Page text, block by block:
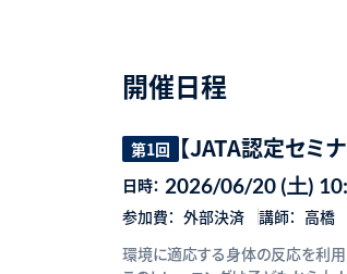
開催日程
第1回 【JATA認定セミ
日時： 2026/06/20 (土)
参加費： 外部決済 講師： 高橋
環境に適応する身体の反応を利用